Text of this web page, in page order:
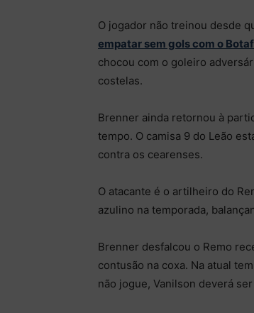
O jogador não treinou desde
empatar sem gols com o
chocou com o goleiro
costelas.
Brenner ainda retornou à
tempo. O camisa 9 do Leão
contra os cearenses.
O atacante é o artilheiro do
azulino na temporada,
Brenner desfalcou o Remo
contusão na coxa. Na atual
não jogue, Vanilson deverá